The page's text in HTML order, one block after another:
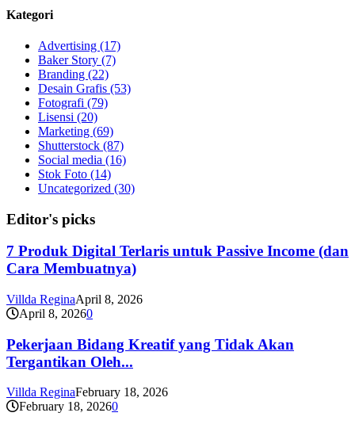
Kategori
Advertising (17)
Baker Story (7)
Branding (22)
Desain Grafis (53)
Fotografi (79)
Lisensi (20)
Marketing (69)
Shutterstock (87)
Social media (16)
Stok Foto (14)
Uncategorized (30)
Editor's picks
7 Produk Digital Terlaris untuk Passive Income (dan
Cara Membuatnya)
Villda ReginaApril 8, 2026
April 8, 20260
Pekerjaan Bidang Kreatif yang Tidak Akan
Tergantikan Oleh...
Villda ReginaFebruary 18, 2026
February 18, 20260